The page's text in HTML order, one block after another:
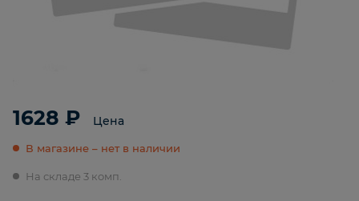
1628 ₽ Цена
В магазине – нет в наличии
На складе 3 комп.